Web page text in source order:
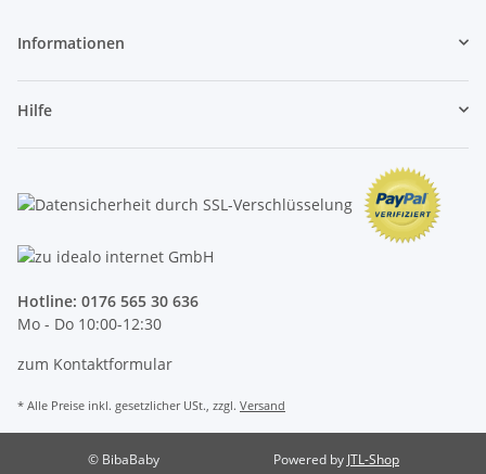
Informationen
Hilfe
Hotline: 0176 565 30 636
Mo - Do 10:00-12:30
zum Kontaktformular
* Alle Preise inkl. gesetzlicher USt., zzgl. Versand
© BibaBaby Powered by JTL-Shop